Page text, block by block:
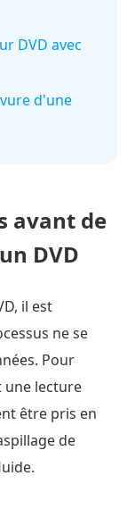
DVD avec
d'une
avant de
DVD
il est
ne se
Pour
une lecture
être pris en
de